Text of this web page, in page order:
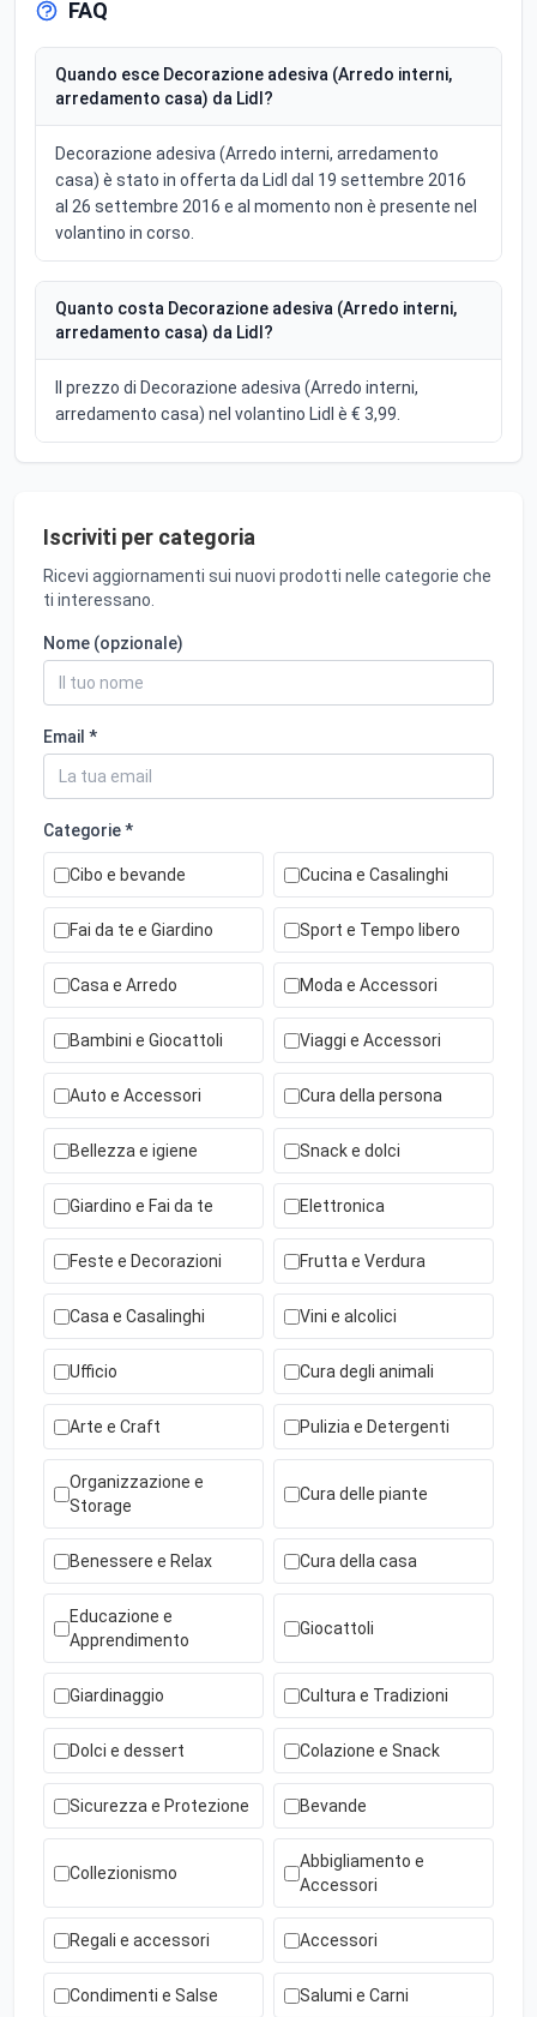
FAQ
Quando esce Decorazione adesiva (Arredo interni,
arredamento casa) da Lidl?
Decorazione adesiva (Arredo interni, arredamento
casa) è stato in offerta da Lidl dal 19 settembre 2016
al 26 settembre 2016 e al momento non è presente nel
volantino in corso.
Quanto costa Decorazione adesiva (Arredo interni,
arredamento casa) da Lidl?
Il prezzo di Decorazione adesiva (Arredo interni,
arredamento casa) nel volantino Lidl è € 3,99.
Iscriviti per categoria
Ricevi aggiornamenti sui nuovi prodotti nelle categorie che
ti interessano.
Nome (opzionale)
Email *
Categorie *
Cibo e bevande Cucina e Casalinghi
Fai da te e Giardino Sport e Tempo libero
Casa e Arredo Moda e Accessori
Bambini e Giocattoli Viaggi e Accessori
Auto e Accessori Cura della persona
Bellezza e igiene Snack e dolci
Giardino e Fai da te Elettronica
Feste e Decorazioni Frutta e Verdura
Casa e Casalinghi Vini e alcolici
Ufficio Cura degli animali
Arte e Craft Pulizia e Detergenti
Organizzazione e
Storage
Cura delle piante
Benessere e Relax Cura della casa
Educazione e
Apprendimento
Giocattoli
Giardinaggio Cultura e Tradizioni
Dolci e dessert Colazione e Snack
Sicurezza e Protezione Bevande
Collezionismo
Abbigliamento e
Accessori
Regali e accessori Accessori
Condimenti e Salse Salumi e Carni